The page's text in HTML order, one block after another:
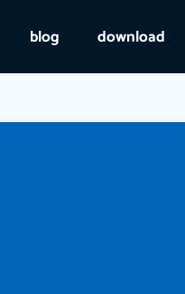
blog download